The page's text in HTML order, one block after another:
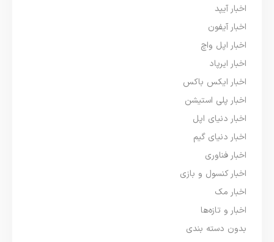
اخبار آیپد
اخبار آیفون
اخبار اپل واچ
اخبار ایرپاد
اخبار ایکس باکس
اخبار پلی استیشن
اخبار دنیای اپل
اخبار دنیای گیم
اخبار فناوری
اخبار کنسول و بازی
اخبار مک
اخبار و تازه‌ها
بدون دسته بندی